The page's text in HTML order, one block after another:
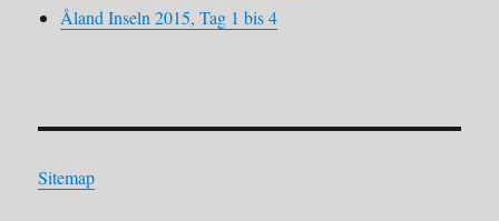
Åland Inseln 2015, Tag 1 bis 4
Sitemap